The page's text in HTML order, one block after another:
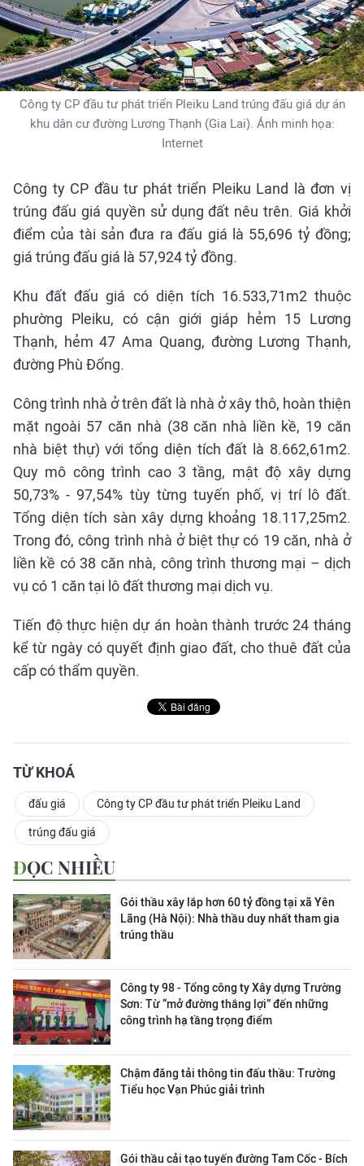
Công ty CP đầu tư phát triển Pleiku Land trúng đấu giá dự án
khu dân cư đường Lương Thạnh (Gia Lai). Ảnh minh họa:
Internet
Công ty CP đầu tư phát triển Pleiku Land là đơn vị
trúng đấu giá quyền sử dụng đất nêu trên. Giá khởi
điểm của tài sản đưa ra đấu giá là 55,696 tỷ đồng;
giá trúng đấu giá là 57,924 tỷ đồng.
Khu đất đấu giá có diện tích 16.533,71m2 thuộc
phường Pleiku, có cận giới giáp hẻm 15 Lương
Thạnh, hẻm 47 Ama Quang, đường Lương Thạnh,
đường Phù Đổng.
Công trình nhà ở trên đất là nhà ở xây thô, hoàn thiện
mặt ngoài 57 căn nhà (38 căn nhà liền kề, 19 căn
nhà biệt thự) với tổng diện tích đất là 8.662,61m2.
Quy mô công trình cao 3 tầng, mật độ xây dựng
50,73% - 97,54% tùy từng tuyến phố, vị trí lô đất.
Tổng diện tích sàn xây dựng khoảng 18.117,25m2.
Trong đó, công trình nhà ở biệt thự có 19 căn, nhà ở
liền kề có 38 căn nhà, công trình thương mại – dịch
vụ có 1 căn tại lô đất thương mại dịch vụ.
Tiến độ thực hiện dự án hoàn thành trước 24 tháng
kể từ ngày có quyết định giao đất, cho thuê đất của
cấp có thẩm quyền.
TỪ KHOÁ
đấu giá Công ty CP đầu tư phát triển Pleiku Land
trúng đấu giá
ĐỌC NHIỀU
Gói thầu xây lắp hơn 60 tỷ đồng tại xã Yên
Lãng (Hà Nội): Nhà thầu duy nhất tham gia
trúng thầu
Công ty 98 - Tổng công ty Xây dựng Trường
Sơn: Từ “mở đường thắng lợi” đến những
công trình hạ tầng trọng điểm
Chậm đăng tải thông tin đấu thầu: Trường
Tiểu học Vạn Phúc giải trình
Gói thầu cải tạo tuyến đường Tam Cốc - Bích